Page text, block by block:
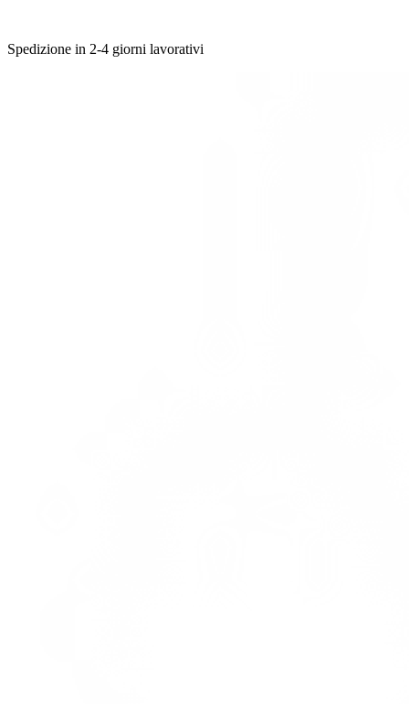
Spedizione in 2-4 giorni lavorativi